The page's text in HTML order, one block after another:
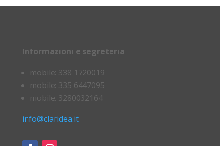
Informazioni e segreteria
mobile: 338 1720019
mobile: 335 6447095
mobile: 3280032164
info@claridea.it